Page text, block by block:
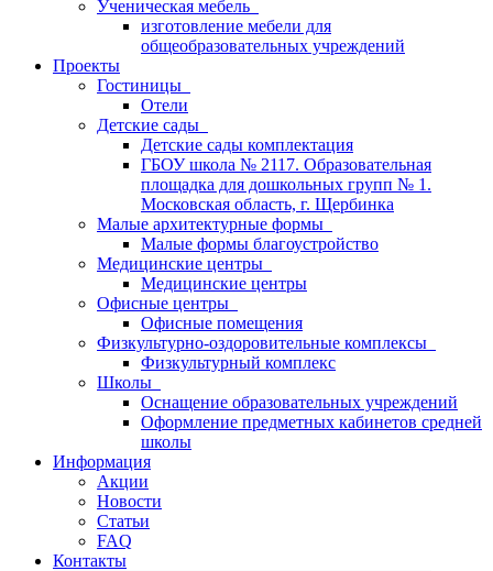
Ученическая мебель
изготовление мебели для
общеобразовательных учреждений
Проекты
Гостиницы
Отели
Детские сады
Детские сады комплектация
ГБОУ школа № 2117. Образовательная
площадка для дошкольных групп № 1.
Московская область, г. Щербинка
Малые архитектурные формы
Малые формы благоустройство
Медицинские центры
Медицинские центры
Офисные центры
Офисные помещения
Физкультурно-оздоровительные комплексы
Физкультурный комплекс
Школы
Оснащение образовательных учреждений
Оформление предметных кабинетов средней
школы
Информация
Акции
Новости
Статьи
FAQ
Контакты